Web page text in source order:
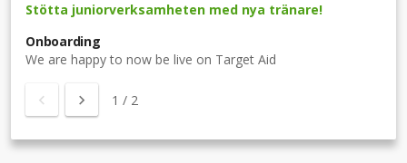
Stötta juniorverksamheten med nya tränare!
Onboarding
We are happy to now be live on Target Aid
1 / 2